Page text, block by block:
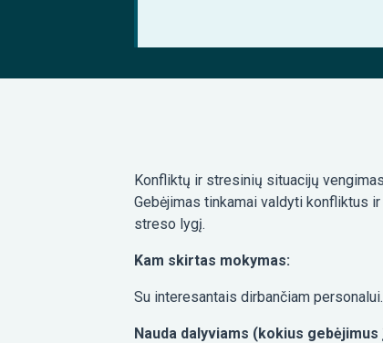
Konfliktų ir stresinių situacijų
Gebėjimas tinkamai valdyti konfliktus
streso lygį.
Kam skirtas mokymas:
Su interesantais dirbančiam personalui.
Nauda dalyviams (kokius